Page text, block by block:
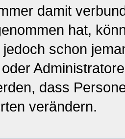
damit
hat,
schon
dass
verändern.